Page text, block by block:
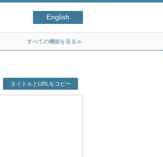
English
すべての機能を見る≫
タイトルとURLをコピー